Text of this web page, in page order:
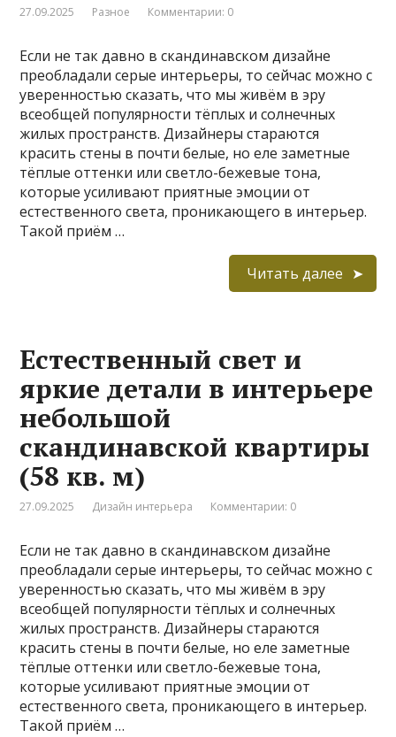
27.09.2025 Разное Комментарии: 0
Если не так давно в скандинавском дизайне
преобладали серые интерьеры, то сейчас можно с
уверенностью сказать, что мы живём в эру
всеобщей популярности тёплых и солнечных
жилых пространств. Дизайнеры стараются
красить стены в почти белые, но еле заметные
тёплые оттенки или светло-бежевые тона,
которые усиливают приятные эмоции от
естественного света, проникающего в интерьер.
Такой приём …
Читать далее
Естественный свет и
яркие детали в интерьере
небольшой
скандинавской квартиры
(58 кв. м)
27.09.2025 Дизайн интерьера Комментарии: 0
Если не так давно в скандинавском дизайне
преобладали серые интерьеры, то сейчас можно с
уверенностью сказать, что мы живём в эру
всеобщей популярности тёплых и солнечных
жилых пространств. Дизайнеры стараются
красить стены в почти белые, но еле заметные
тёплые оттенки или светло-бежевые тона,
которые усиливают приятные эмоции от
естественного света, проникающего в интерьер.
Такой приём …